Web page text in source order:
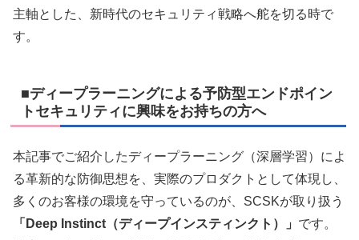
主軸とした、新時代のセキュリティ戦略へ舵を切る時で
す。
■ディープラーニングによる予防型エンドポイン
トセキュリティに興味をお持ちの方へ
本記事でご紹介したディープラーニング（深層学習）によ
る革新的な防御思想を、実際のプロダクトとして体現し、
多くのお客様の環境を守っているのが、SCSKが取り扱う
「Deep Instinct（ディープインスティンクト）」 です。